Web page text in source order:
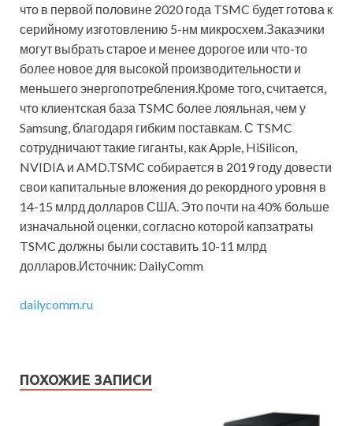
что в первой половине 2020 года TSMC будет готова к
серийному изготовлению 5-нм микросхем.Заказчики
могут выбрать старое и менее дорогое или что-то
более новое для высокой производительности и
меньшего энергопотребления.Кроме того, считается,
что клиентская база TSMC более лояльная, чем у
Samsung, благодаря гибким поставкам. С TSMC
сотрудничают такие гиганты, как Apple, HiSilicon,
NVIDIA и AMD.TSMC собирается в 2019 году довести
свои капитальные вложения до рекордного уровня в
14-15 млрд долларов США. Это почти на 40% больше
изначальной оценки, согласно которой капзатраты
TSMC должны были составить 10-11 млрд
долларов.Источник: DailyComm
dailycomm.ru
ПОХОЖИЕ ЗАПИСИ